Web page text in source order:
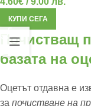
КУПИ СЕГА
Почистващ
базата на
Оцетът отдавна е
за почистване на